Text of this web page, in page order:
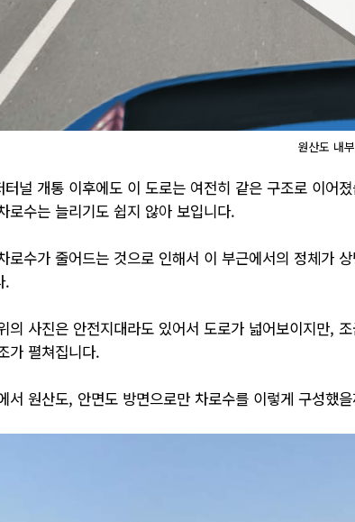
원산도 내
터널 개통 이후에도 이 도로는 여전히 같은 구조로 이어
로수는 늘리기도 쉽지 않아 보입니다.
로수가 줄어드는 것으로 인해서 이 부근에서의 정체가
.
의 사진은 안전지대라도 있어서 도로가 넓어보이지만,
가 펼쳐집니다.
서 원산도, 안면도 방면으로만 차로수를 이렇게 구성했